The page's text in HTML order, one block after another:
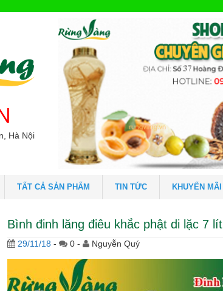
Hà Nội
TẤT CẢ SẢN PHẨM TIN TỨC KHUYẾN MÃI
Bình đinh lăng điêu khắc phật di lặc 7 lít
29/11/18 - 0 - Nguyễn Quý